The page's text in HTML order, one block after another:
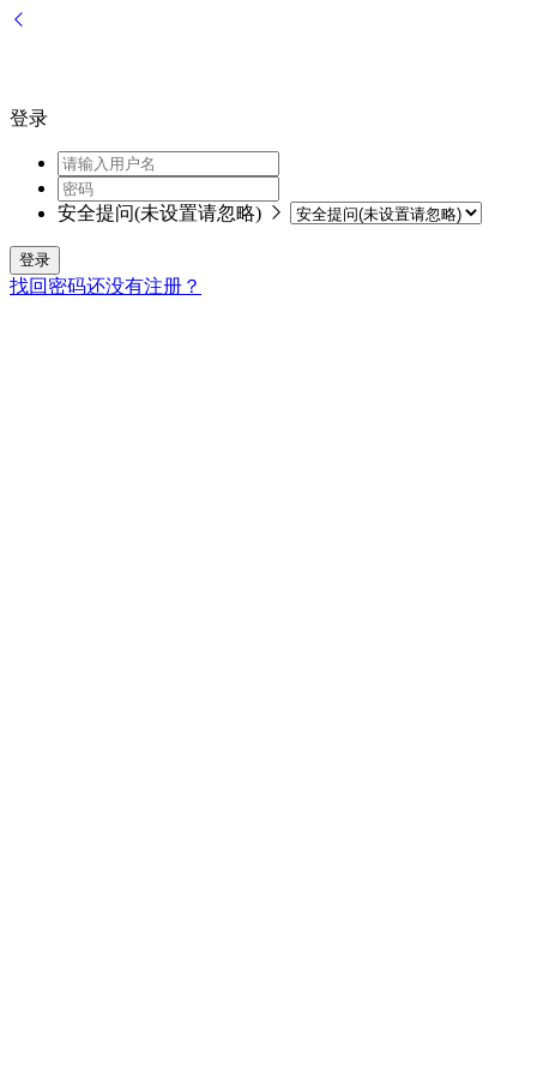
登录
安全提问(未设置请忽略)
登录
找回密码还没有注册？